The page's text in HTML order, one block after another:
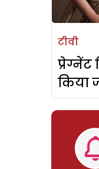
टीवी
किया